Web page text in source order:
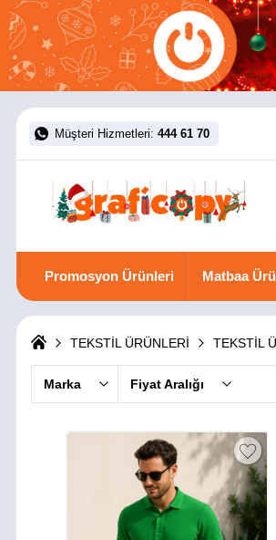
Müşteri Hizmetleri: 444 61 70
Promosyon Ürünleri Matbaa
TEKSTİL ÜRÜNLERİ TEKSTİL
Marka Fiyat Aralığı